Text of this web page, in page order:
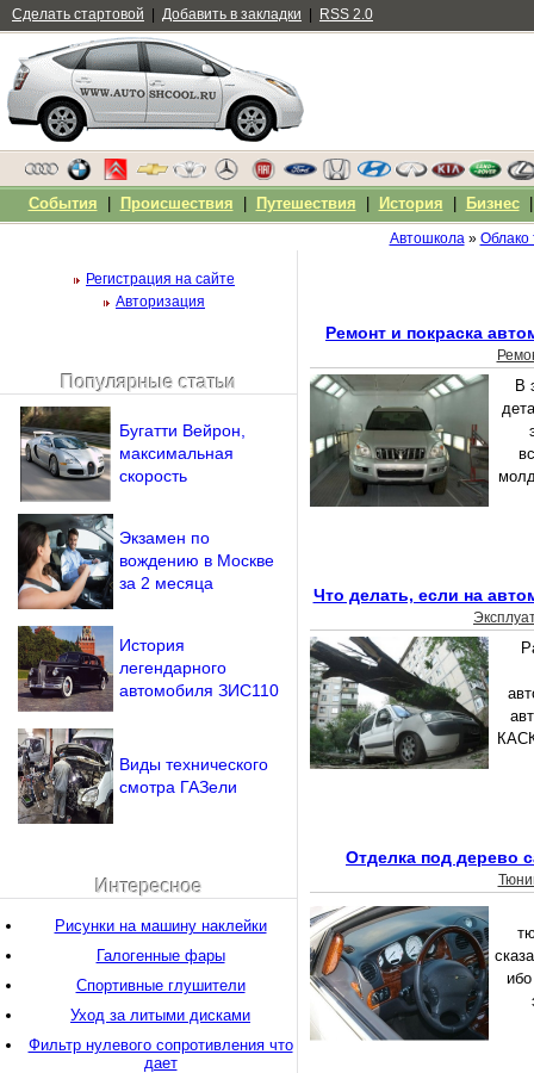
Автошкола» Облако
Ремонт и покраска
В
Что делать, если на
Отделка под дерево
Регистрация на сайте
Авторизация
Напомнить пароль?
Популярные статьи
Бугатти Вейрон,
максимальная
скорость
Экзамен по
вождению в Москве
за 2 месяца
История
легендарного
автомобиля ЗИС110
Виды технического
смотра ГАЗели
Интересное
Рисунки на машину наклейки
Галогенные фары
Спортивные глушители
Уход за литыми дисками
Фильтр нулевого сопротивления что
дает
Сделать стартовой Добавить в закладки RSS 2.0
События Происшествия Путешествия История Бизнес